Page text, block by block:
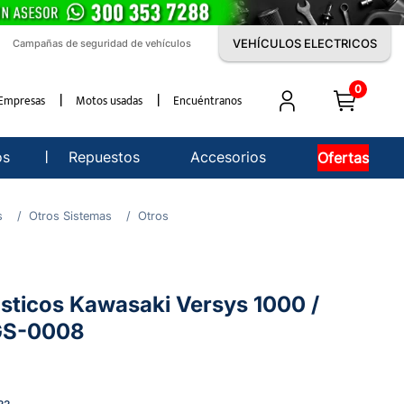
Campañas de seguridad de vehículos VEHÍCULOS ELECTRICOS
Motos usadas Encuéntranos
0
Repuestos Accesorios Ofertas
Otros Sistemas Otros
Kawasaki Versys 1000 /
0008